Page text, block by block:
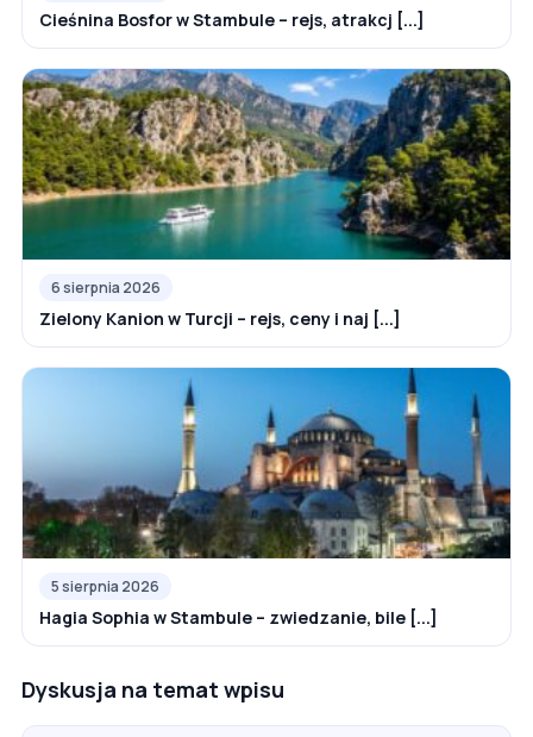
Cieśnina Bosfor w Stambule – rejs, atrakcj [...]
6 sierpnia 2026
Zielony Kanion w Turcji – rejs, ceny i naj [...]
5 sierpnia 2026
Hagia Sophia w Stambule – zwiedzanie, bile [...]
Dyskusja na temat wpisu